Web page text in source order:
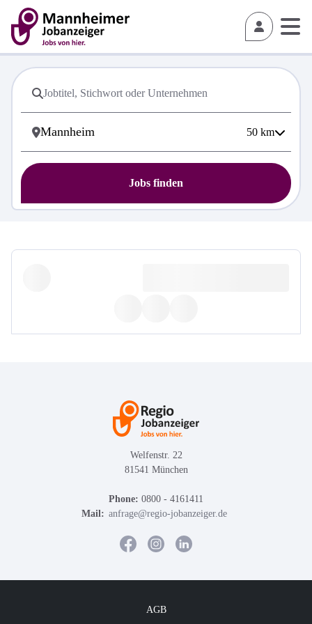
50 km
Jobs finden
Welfenstr. 22
81541 München
Phone: 0800 - 4161411
Mail: anfrage@regio-jobanzeiger.de
AGB